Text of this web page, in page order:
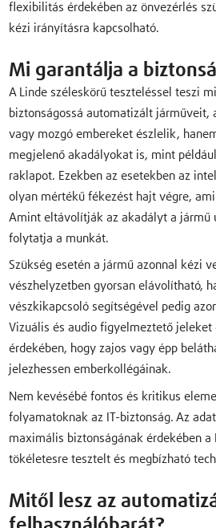
flexibilitás érdekében az önvezérlés
kézi irányításra kapcsolható.
Mi garantálja a
A Linde széleskörű teszteléssel teszi
biztonságossá automatizált járműveit,
vagy mozgó embereket észlelik,
megjelenő akadályokat is, mint
raklapot. Ezekben az esetekben az
olyan mértékű fékezést hajt végre,
Amint eltávolítják az akadályt a jármű
folytatja a munkát.
Szükség esetén a jármű azonnal kézi
vészhelyzetben gyorsan elávolítható,
vészkikapcsoló segítségével pedig
Vizuális és audio figyelmeztető jeleket
érdekében, hogy zajos vagy épp
jelezhessen emberkollégáinak.
Nem kevésébé fontos és kritikus
folyamatoknak az IT-biztonság. Az
maximális biztonságának érdekében a
tökéletesre tesztelt és megbízható
Mitől lesz az